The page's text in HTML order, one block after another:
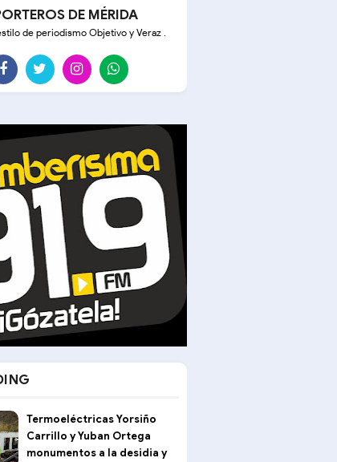
DE MÉRIDA
de periodismo Objetivo y Veraz .
Termoeléctricas Yorsiño
Carrillo y Yuban Ortega
monumentos a la desidia y